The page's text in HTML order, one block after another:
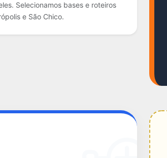
Selecionamos bases e roteiros
e São Chico.